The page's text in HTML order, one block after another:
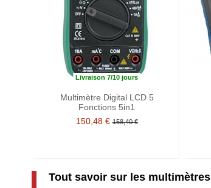
Livraison 7/10 jours
Multimètre Digital LCD 5
Fonctions 5in1
150,48 € 158,40 €
Tout savoir sur les multimètres